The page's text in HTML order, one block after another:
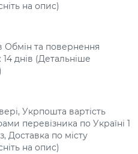
на опис)
Обмін та повернення
днів (Детальніше
Укрпошта вартість
перевізника по Україні 1
Доставка по місту
на опис)